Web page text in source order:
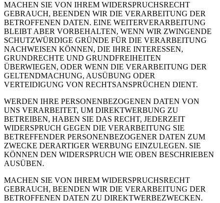
MACHEN SIE VON IHREM WIDERSPRUCHSRECHT
GEBRAUCH, BEENDEN WIR DIE VERARBEITUNG DER
BETROFFENEN DATEN. EINE WEITERVERARBEITUNG
BLEIBT ABER VORBEHALTEN, WENN WIR ZWINGENDE
SCHUTZWÜRDIGE GRÜNDE FÜR DIE VERARBEITUNG
NACHWEISEN KÖNNEN, DIE IHRE INTERESSEN,
GRUNDRECHTE UND GRUNDFREIHEITEN
ÜBERWIEGEN, ODER WENN DIE VERARBEITUNG DER
GELTENDMACHUNG, AUSÜBUNG ODER
VERTEIDIGUNG VON RECHTSANSPRÜCHEN DIENT.
WERDEN IHRE PERSONENBEZOGENEN DATEN VON
UNS VERARBEITET, UM DIREKTWERBUNG ZU
BETREIBEN, HABEN SIE DAS RECHT, JEDERZEIT
WIDERSPRUCH GEGEN DIE VERARBEITUNG SIE
BETREFFENDER PERSONENBEZOGENER DATEN ZUM
ZWECKE DERARTIGER WERBUNG EINZULEGEN. SIE
KÖNNEN DEN WIDERSPRUCH WIE OBEN BESCHRIEBEN
AUSÜBEN.
MACHEN SIE VON IHREM WIDERSPRUCHSRECHT
GEBRAUCH, BEENDEN WIR DIE VERARBEITUNG DER
BETROFFENEN DATEN ZU DIREKTWERBEZWECKEN.